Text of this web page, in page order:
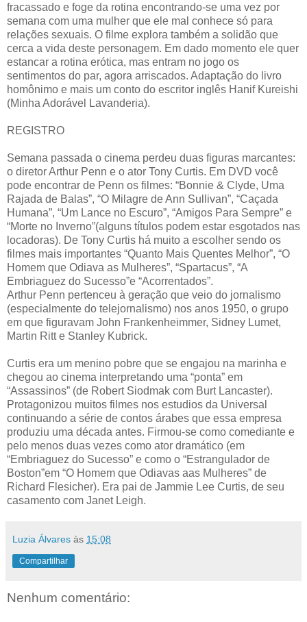
fracassado e foge da rotina encontrando-se uma vez por
semana com uma mulher que ele mal conhece só para
relações sexuais. O filme explora também a solidão que
cerca a vida deste personagem. Em dado momento ele quer
estancar a rotina erótica, mas entram no jogo os
sentimentos do par, agora arriscados. Adaptação do livro
homônimo e mais um conto do escritor inglês Hanif Kureishi
(Minha Adorável Lavanderia).
REGISTRO
Semana passada o cinema perdeu duas figuras marcantes:
o diretor Arthur Penn e o ator Tony Curtis. Em DVD você
pode encontrar de Penn os filmes: “Bonnie & Clyde, Uma
Rajada de Balas”, “O Milagre de Ann Sullivan”, “Caçada
Humana”, “Um Lance no Escuro”, “Amigos Para Sempre” e
“Morte no Inverno”(alguns títulos podem estar esgotados nas
locadoras). De Tony Curtis há muito a escolher sendo os
filmes mais importantes “Quanto Mais Quentes Melhor”, “O
Homem que Odiava as Mulheres”, “Spartacus”, “A
Embriaguez do Sucesso”e “Acorrentados”.
Arthur Penn pertenceu à geração que veio do jornalismo
(especialmente do telejornalismo) nos anos 1950, o grupo
em que figuravam John Frankenheimmer, Sidney Lumet,
Martin Ritt e Stanley Kubrick.
Curtis era um menino pobre que se engajou na marinha e
chegou ao cinema interpretando uma “ponta” em
“Assassinos” (de Robert Siodmak com Burt Lancaster).
Protagonizou muitos filmes nos estudios da Universal
continuando a série de contos árabes que essa empresa
produziu uma década antes. Firmou-se como comediante e
pelo menos duas vezes como ator dramático (em
“Embriaguez do Sucesso” e como o “Estrangulador de
Boston”em “O Homem que Odiavas aas Mulheres” de
Richard Flesicher). Era pai de Jammie Lee Curtis, de seu
casamento com Janet Leigh.
Luzia Álvares às 15:08
Compartilhar
Nenhum comentário: